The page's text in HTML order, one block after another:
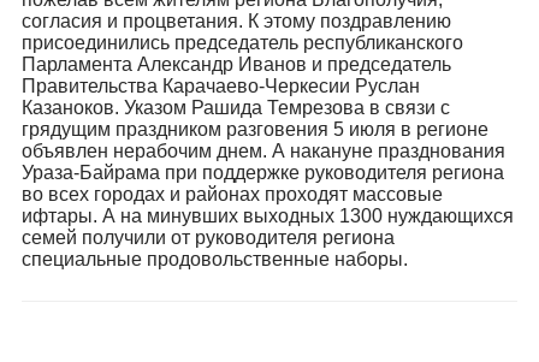
согласия и процветания. К этому поздравлению
присоединились председатель республиканского
Парламента Александр Иванов и председатель
Правительства Карачаево-Черкесии Руслан
Казаноков. Указом Рашида Темрезова в связи с
грядущим праздником разговения 5 июля в регионе
объявлен нерабочим днем. А накануне празднования
Ураза-Байрама при поддержке руководителя региона
во всех городах и районах проходят массовые
ифтары. А на минувших выходных 1300 нуждающихся
семей получили от руководителя региона
специальные продовольственные наборы.